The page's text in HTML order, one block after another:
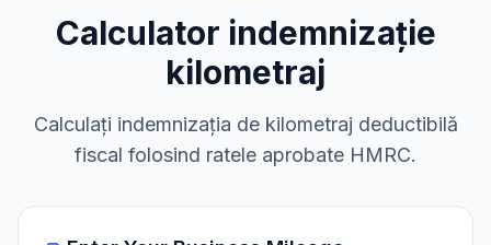
Calculator indemnizație
kilometraj
Calculați indemnizația de kilometraj deductibilă
fiscal folosind ratele aprobate HMRC.